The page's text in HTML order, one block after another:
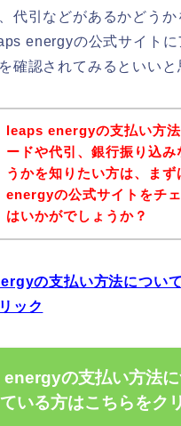
代引などがあるかどう
energyの公式サイトに
確認されてみるといいと
leaps energyの支払い方
ードや代引、銀行振り込
うかを知りたい方は、ま
energyの公式サイトをチ
はいかがでしょうか？
の支払い方法につい
ック
energyの支払い方法
ている方はこちらをク